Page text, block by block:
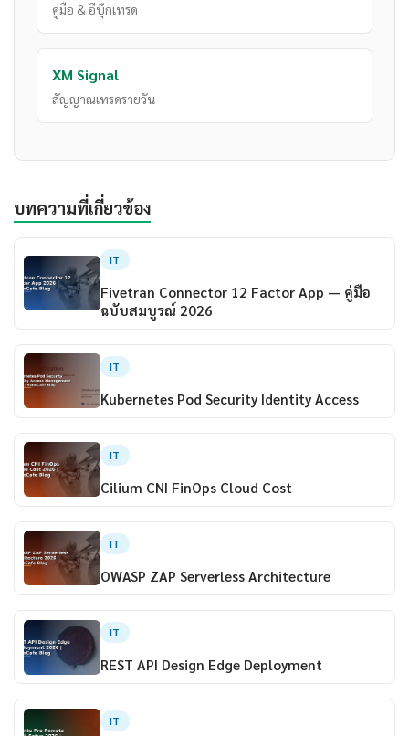
คู่มือ & อีบุ๊กเทรด
XM Signal
สัญญาณเทรดรายวัน
บทความที่เกี่ยวข้อง
IT
Fivetran Connector 12 Factor App — คู่มือ
ฉบับสมบูรณ์ 2026
IT
Kubernetes Pod Security Identity Access
IT
Cilium CNI FinOps Cloud Cost
IT
OWASP ZAP Serverless Architecture
IT
REST API Design Edge Deployment
IT